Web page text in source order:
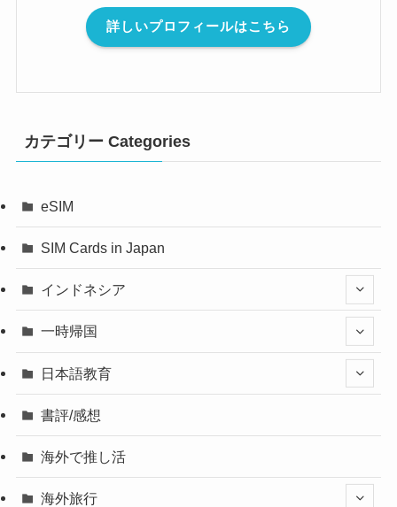
詳しいプロフィールはこちら
カテゴリー Categories
eSIM
SIM Cards in Japan
インドネシア
一時帰国
日本語教育
書評/感想
海外で推し活
海外旅行